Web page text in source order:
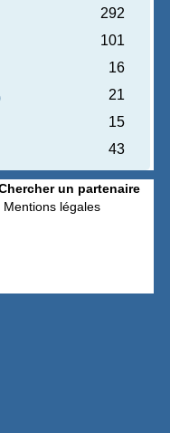
292
101
16
21
15
43
un partenaire
Mentions légales